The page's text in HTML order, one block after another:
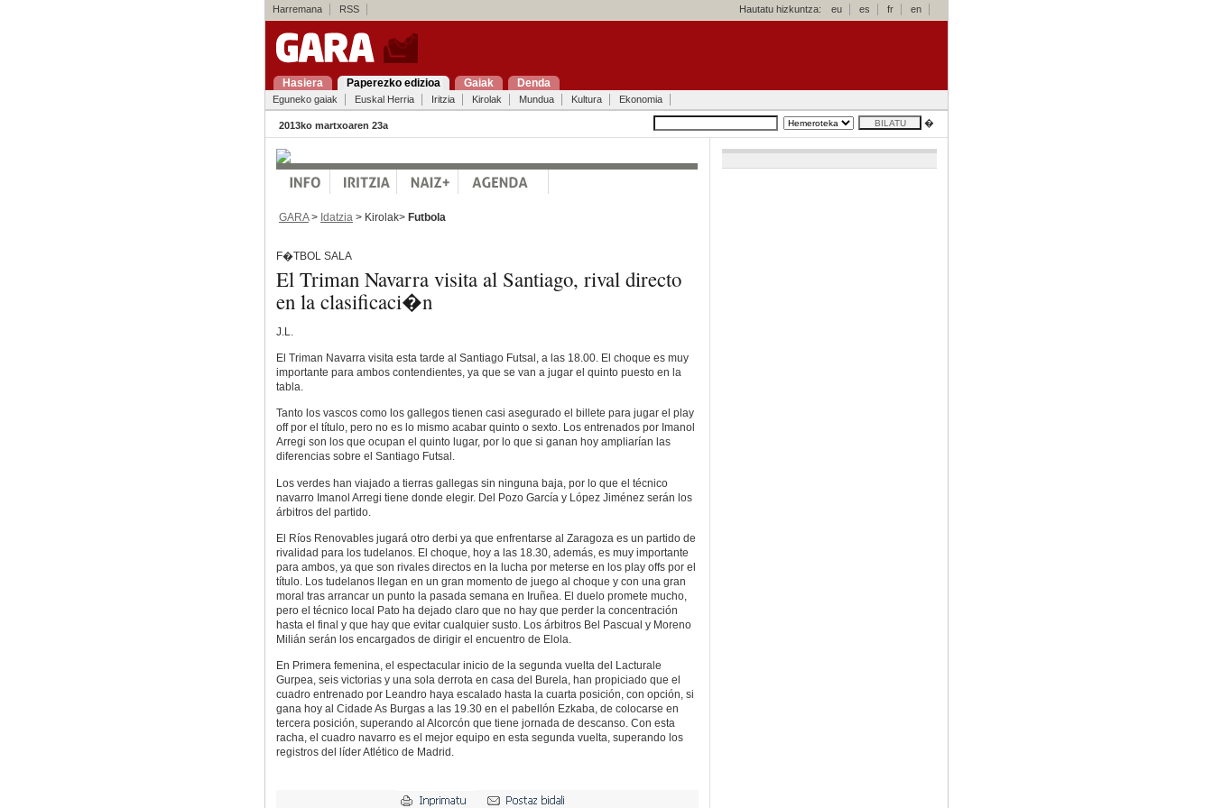
Harremana RSS Hautatu hizkuntza: eu es fr en
Hasiera Paperezko edizioa Gaiak Denda
Eguneko gaiak Euskal Herria Iritzia Kirolak Mundua Kultura Ekonomia
2013ko martxoaren 23a �
GARA> Idatzia > Kirolak> Futbola
F�TBOL SALA
El Triman Navarra visita al Santiago, rival directo
en la clasificaci�n
J.L.
El Triman Navarra visita esta tarde al Santiago Futsal, a las 18.00. El choque es muy
importante para ambos contendientes, ya que se van a jugar el quinto puesto en la
tabla.
Tanto los vascos como los gallegos tienen casi asegurado el billete para jugar el play
off por el título, pero no es lo mismo acabar quinto o sexto. Los entrenados por Imanol
Arregi son los que ocupan el quinto lugar, por lo que si ganan hoy ampliarían las
diferencias sobre el Santiago Futsal.
Los verdes han viajado a tierras gallegas sin ninguna baja, por lo que el técnico
navarro Imanol Arregi tiene donde elegir. Del Pozo García y López Jiménez serán los
árbitros del partido.
El Ríos Renovables jugará otro derbi ya que enfrentarse al Zaragoza es un partido de
rivalidad para los tudelanos. El choque, hoy a las 18.30, además, es muy importante
para ambos, ya que son rivales directos en la lucha por meterse en los play offs por el
título. Los tudelanos llegan en un gran momento de juego al choque y con una gran
moral tras arrancar un punto la pasada semana en Iruñea. El duelo promete mucho,
pero el técnico local Pato ha dejado claro que no hay que perder la concentración
hasta el final y que hay que evitar cualquier susto. Los árbitros Bel Pascual y Moreno
Milián serán los encargados de dirigir el encuentro de Elola.
En Primera femenina, el espectacular inicio de la segunda vuelta del Lacturale
Gurpea, seis victorias y una sola derrota en casa del Burela, han propiciado que el
cuadro entrenado por Leandro haya escalado hasta la cuarta posición, con opción, si
gana hoy al Cidade As Burgas a las 19.30 en el pabellón Ezkaba, de colocarse en
tercera posición, superando al Alcorcón que tiene jornada de descanso. Con esta
racha, el cuadro navarro es el mejor equipo en esta segunda vuelta, superando los
registros del líder Atlético de Madrid.